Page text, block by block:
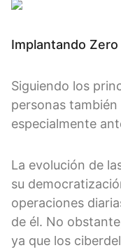
Implantando
Siguiendo los
personas
especialmente
La evolución de
su
operaciones
de él. No
ya que los